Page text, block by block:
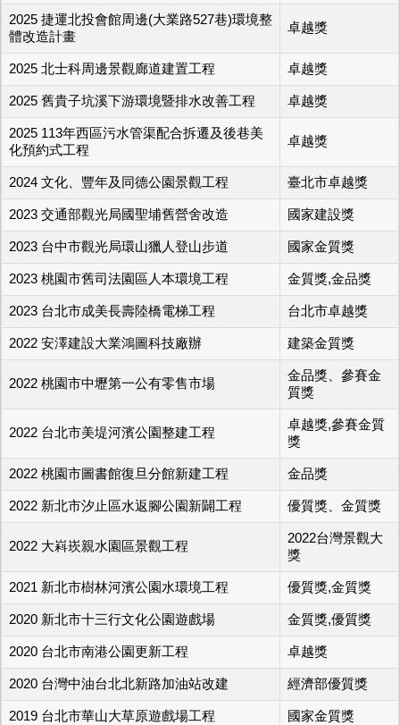
2025 捷運北投會館周邊(大業路527巷)環境整
體改造計畫
卓越獎
2025 北士科周邊景觀廊道建置工程 卓越獎
2025 舊貴子坑溪下游環境暨排水改善工程 卓越獎
2025 113年西區污水管渠配合拆遷及後巷美
化預約式工程
卓越獎
2024 文化、豐年及同德公園景觀工程 臺北市卓越獎
2023 交通部觀光局國聖埔舊營舍改造 國家建設獎
2023 台中市觀光局環山獵人登山步道 國家金質獎
2023 桃園市舊司法園區人本環境工程 金質獎,金品獎
2023 台北市成美長壽陸橋電梯工程 台北市卓越獎
2022 安澤建設大業鴻圖科技廠辦 建築金質獎
2022 桃園市中壢第一公有零售市場
金品獎、參賽金
質獎
2022 台北市美堤河濱公園整建工程
卓越獎,參賽金質
獎
2022 桃園市圖書館復旦分館新建工程 金品獎
2022 新北市汐止區水返腳公園新闢工程 優質獎、金質獎
2022 大嵙崁親水園區景觀工程
2022台灣景觀大
獎
2021 新北市樹林河濱公園水環境工程 優質獎,金質獎
2020 新北市十三行文化公園遊戲場 金質獎,優質獎
2020 台北市南港公園更新工程 卓越獎
2020 台灣中油台北北新路加油站改建 經濟部優質獎
2019 台北市華山大草原遊戲場工程 國家金質獎